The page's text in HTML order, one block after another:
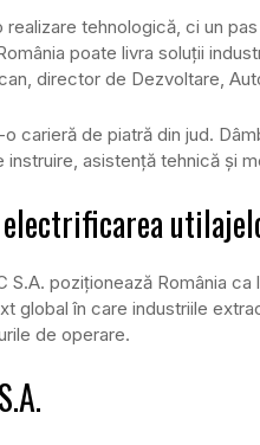
realizare tehnologică, ci un
poate livra soluții
director de Dezvoltare,
carieră de piatră din jud.
asistență tehnică și
S.A. poziționează România
global în care industriile
de operare.